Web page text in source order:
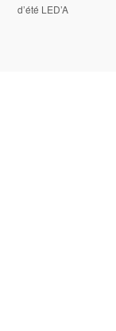
d’été LED’A